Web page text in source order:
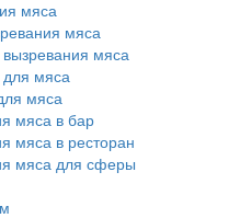
мяса
мяса
мяса
мяса
мяса
мяса в бар
мяса в ресторан
мяса для сферы